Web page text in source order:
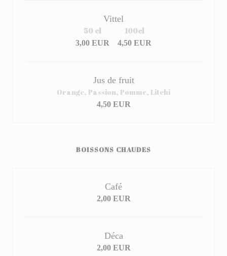
Vittel
3,00 EUR
50 cl
4,50 EUR
100cl
Jus de fruit
Orange, Passion, Pomme, Litchi
4,50 EUR
BOISSONS CHAUDES
Café
2,00 EUR
Déca
2,00 EUR